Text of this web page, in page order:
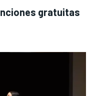
gratuitas